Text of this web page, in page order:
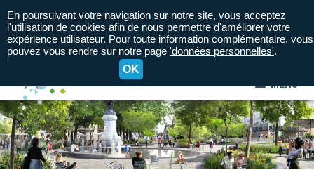
MENU
A= A- A+
En poursuivant votre navigation sur notre site, vous acceptez
l'utilisation de cookies afin de nous permettre d'améliorer votre
expérience utilisateur. Pour toute information complémentaire, vous
pouvez vous rendre sur notre page 'données personnelles'.
OK